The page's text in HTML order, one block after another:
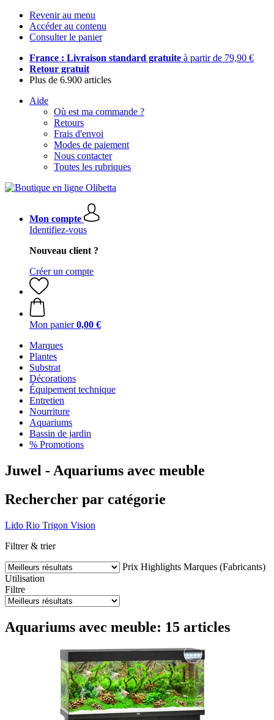
Revenir au menu
Accéder au contenu
Consulter le panier
France : Livraison standard gratuite à partir de 79,90 €
Retour gratuit
Plus de 6.900 articles
Aide
Où est ma commande ?
Retours
Frais d'envoi
Modes de paiement
Nous contacter
Toutes les rubriques
Mon compte
Identifiez-vous
Nouveau client ?
Créer un compte
Mon panier 0,00 €
Marques
Plantes
Substrat
Décorations
Équipement technique
Entretien
Nourriture
Aquariums
Bassin de jardin
% Promotions
Juwel - Aquariums avec meuble
Rechercher par catégorie
Lido Rio Trigon Vision
Filtrer & trier
Prix Highlights Marques (Fabricants)
Utilisation
Filtre
Aquariums avec meuble: 15 articles